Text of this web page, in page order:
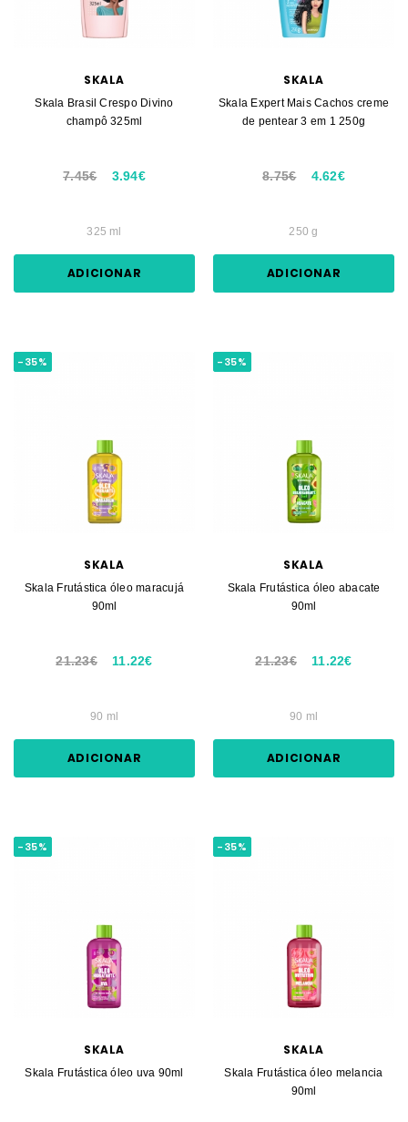
SKALA
Skala Brasil Crespo Divino
champô 325ml
7.45€ 3.94€
325 ml
ADICIONAR
SKALA
Skala Expert Mais Cachos creme
de pentear 3 em 1 250g
8.75€ 4.62€
250 g
ADICIONAR
-35%
SKALA
Skala Frutástica óleo maracujá
90ml
21.23€ 11.22€
90 ml
ADICIONAR
-35%
SKALA
Skala Frutástica óleo abacate
90ml
21.23€ 11.22€
90 ml
ADICIONAR
-35%
SKALA
Skala Frutástica óleo uva 90ml
-35%
SKALA
Skala Frutástica óleo melancia
90ml